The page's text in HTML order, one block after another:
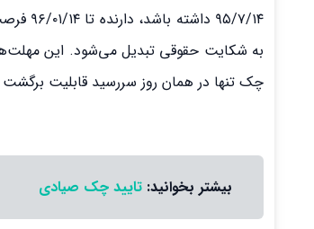
چک تنها در همان روز سررسید قابلیت
بیشتر بخوانید:تایید چک صیادی